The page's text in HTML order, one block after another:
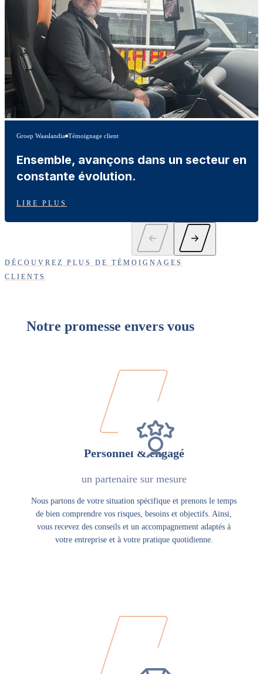
Groep Waaslandia Témoignage client
Ensemble, avançons dans un secteur en
constante évolution.
LIRE PLUS
DÉCOUVREZ PLUS DE TÉMOIGNAGES
CLIENTS
Notre promesse envers vous
Personnel & engagé
un partenaire sur mesure
Nous partons de votre situation spécifique et prenons le temps
de bien comprendre vos risques, besoins et objectifs. Ainsi,
vous recevez des conseils et un accompagnement adaptés à
votre entreprise et à votre pratique quotidienne.